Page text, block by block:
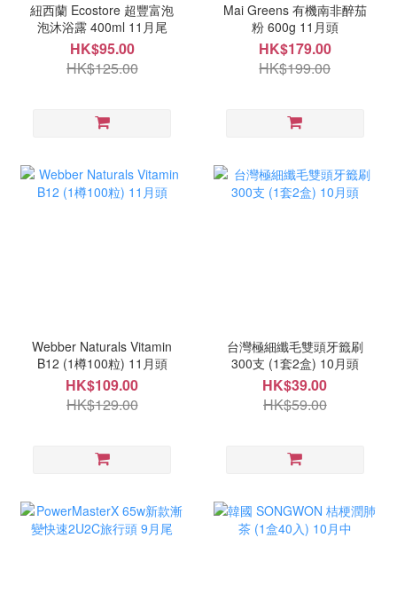
紐西蘭 Ecostore 超豐富泡
泡沐浴露 400ml 11月尾
HK$95.00
HK$125.00
Mai Greens 有機南非醉茄
粉 600g 11月頭
HK$179.00
HK$199.00
Webber Naturals Vitamin
B12 (1樽100粒) 11月頭
HK$109.00
HK$129.00
台灣極細纖毛雙頭牙籤刷
300支 (1套2盒) 10月頭
HK$39.00
HK$59.00